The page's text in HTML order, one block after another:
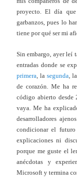
proyecto. El día
garbanzos, pues lo
tiene por qué ser mi
Sin embargo, ayer leí
entradas donde se
primera, lasegunda,
de corazón. Me ha
código abierto desde
vaya. Me ha
desarrolladores
condicionar el
explicaciones ni
porque me guste el
anécdotas y
Microsoft y termina